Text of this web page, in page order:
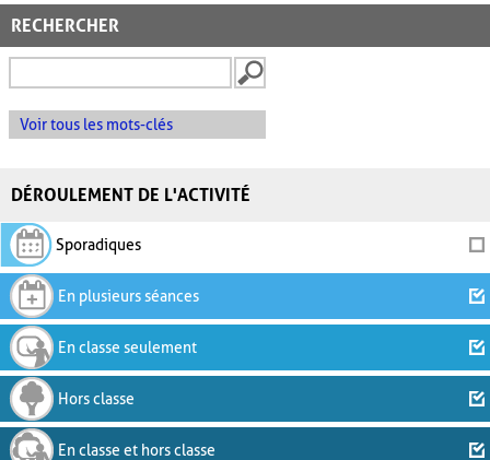
RECHERCHER
Voir tous les mots-clés
DÉROULEMENT DE L'ACTIVITÉ
Sporadiques
En plusieurs séances
En classe seulement
Hors classe
En classe et hors classe